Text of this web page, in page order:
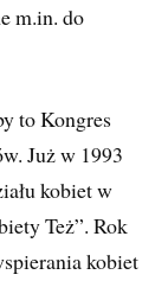
m.in. do
to Kongres
Już w 1993
kobiet w
Też”. Rok
kobiet